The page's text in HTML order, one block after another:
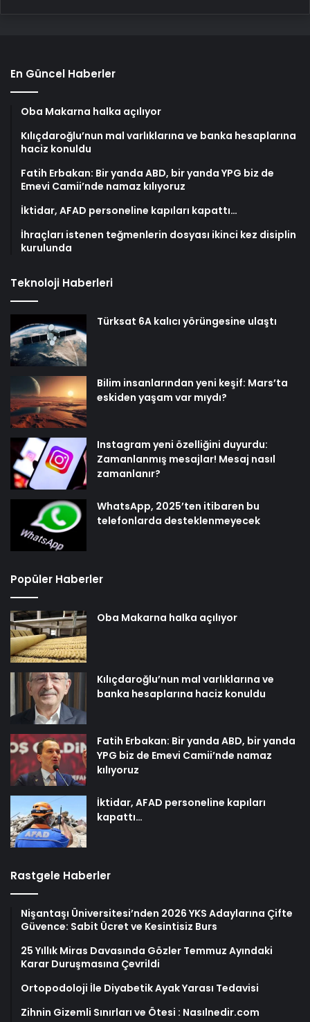
En Güncel Haberler
Oba Makarna halka açılıyor
Kılıçdaroğlu’nun mal varlıklarına ve banka hesaplarına
haciz konuldu
Fatih Erbakan: Bir yanda ABD, bir yanda YPG biz de
Emevi Camii’nde namaz kılıyoruz
İktidar, AFAD personeline kapıları kapattı…
İhraçları istenen teğmenlerin dosyası ikinci kez disiplin
kurulunda
Teknoloji Haberleri
Türksat 6A kalıcı yörüngesine ulaştı
Bilim insanlarından yeni keşif: Mars’ta
eskiden yaşam var mıydı?
Instagram yeni özelliğini duyurdu:
Zamanlanmış mesajlar! Mesaj nasıl
zamanlanır?
WhatsApp, 2025’ten itibaren bu
telefonlarda desteklenmeyecek
Popüler Haberler
Oba Makarna halka açılıyor
Kılıçdaroğlu’nun mal varlıklarına ve
banka hesaplarına haciz konuldu
Fatih Erbakan: Bir yanda ABD, bir yanda
YPG biz de Emevi Camii’nde namaz
kılıyoruz
İktidar, AFAD personeline kapıları
kapattı…
Rastgele Haberler
Nişantaşı Üniversitesi’nden 2026 YKS Adaylarına Çifte
Güvence: Sabit Ücret ve Kesintisiz Burs
25 Yıllık Miras Davasında Gözler Temmuz Ayındaki
Karar Duruşmasına Çevrildi
Ortopodoloji İle Diyabetik Ayak Yarası Tedavisi
Zihnin Gizemli Sınırları ve Ötesi : Nasılnedir.com